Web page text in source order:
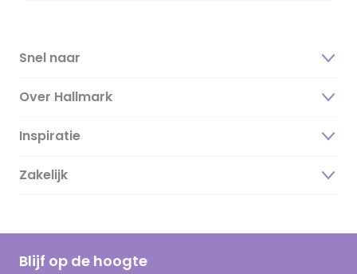
Snel naar
Over Hallmark
Over ons
Duurzaamheid
Hallmark Kaartclub
Inspiratie
Magazine
Cadeau inspiratie
Kaartinspiratie
Zakelijk
Blijf op de hoogte